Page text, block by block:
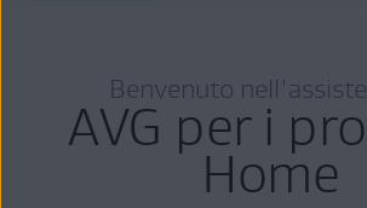
Benvenuto
AVG per i
Home